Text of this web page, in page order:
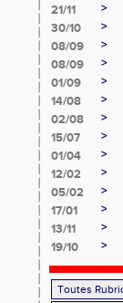
21/11
>
30/10
>
08/09
>
08/09
>
01/09
>
14/08
>
02/08
>
15/07
>
01/04
>
12/02
>
05/02
>
17/01
>
13/11
>
19/10
>